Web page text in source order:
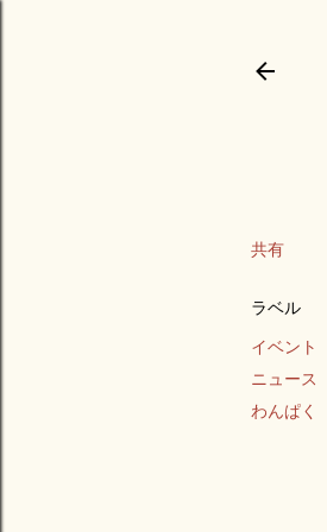
共有
ラベル
イベント
ニュース
わんぱく